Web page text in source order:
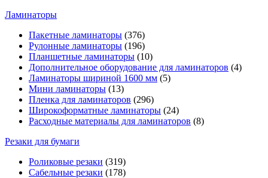
Ламинаторы
Пакетные ламинаторы (376)
Рулонные ламинаторы (196)
Планшетные ламинаторы (10)
Дополнительное оборудование для ламинаторов (4)
Ламинаторы шириной 1600 мм (5)
Мини ламинаторы (13)
Пленка для ламинаторов (296)
Широкоформатные ламинаторы (24)
Расходные материалы для ламинаторов (8)
Резаки для бумаги
Роликовые резаки (319)
Сабельные резаки (178)